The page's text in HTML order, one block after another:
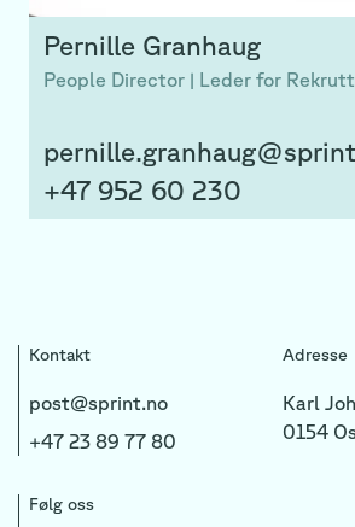
Pernille Granhaug
People Director | Leder for
+47 952 60 230
Kontakt
post@sprint.no
+47 23 89 77 80
Adresse
Karl
0154
Følg oss